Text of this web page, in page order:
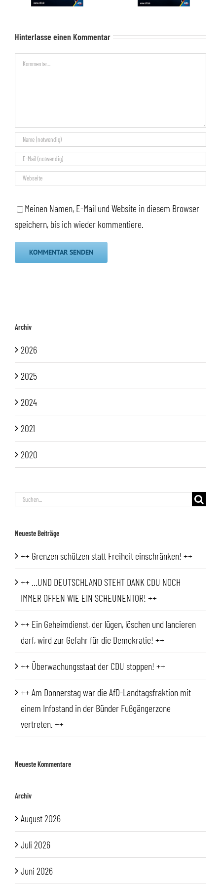
Hinterlasse einen Kommentar
Kommentar
Meinen Namen, E-Mail und Website in diesem Browser
speichern, bis ich wieder kommentiere.
Archiv
2026
2025
2024
2021
2020
Suche
Neueste Beiträge
++ Grenzen schützen statt Freiheit einschränken! ++
++ …UND DEUTSCHLAND STEHT DANK CDU NOCH
IMMER OFFEN WIE EIN SCHEUNENTOR! ++
++ Ein Geheimdienst, der lügen, löschen und lancieren
darf, wird zur Gefahr für die Demokratie! ++
++ Überwachungsstaat der CDU stoppen! ++
++ Am Donnerstag war die AfD-Landtagsfraktion mit
einem Infostand in der Bünder Fußgängerzone
vertreten. ++
Neueste Kommentare
Archiv
August 2026
Juli 2026
Juni 2026